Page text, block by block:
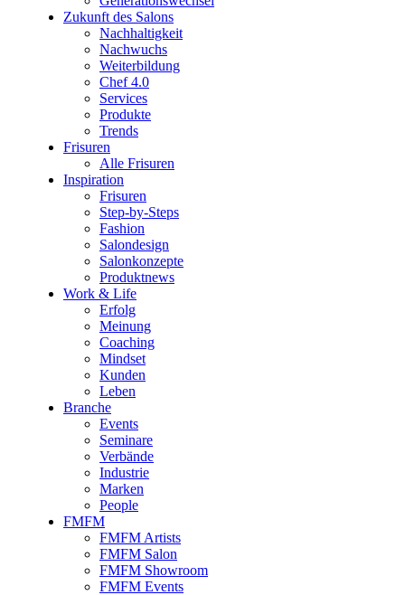
Zukunft des Salons
Nachhaltigkeit
Nachwuchs
Weiterbildung
Chef 4.0
Services
Produkte
Trends
Frisuren
Alle Frisuren
Inspiration
Frisuren
Step-by-Steps
Fashion
Salondesign
Salonkonzepte
Produktnews
Work & Life
Erfolg
Meinung
Coaching
Mindset
Kunden
Leben
Branche
Events
Seminare
Verbände
Industrie
Marken
People
FMFM
FMFM Artists
FMFM Salon
FMFM Showroom
FMFM Events